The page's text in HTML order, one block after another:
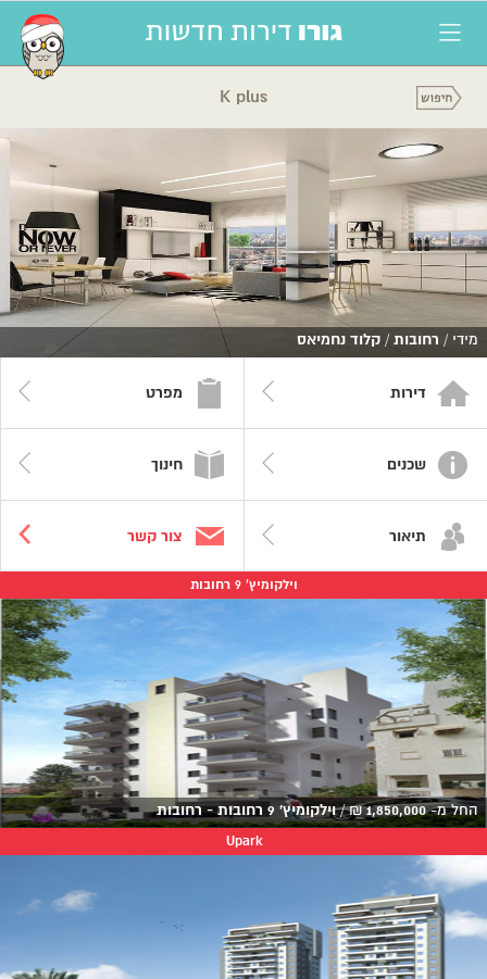
K plus
מידי / רחובות / קלוד נחמיאס
דירות מפרט
שכנים חינוך
תיאור צור קשר
וילקומיץ' 9 רחובות
החל מ-1,850,000
₪
/וילקומיץ' 9 רחובות - רחובות
Upark